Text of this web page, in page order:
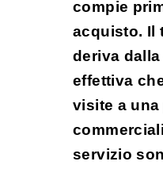
compie
acquisto. Il
deriva
effettiva
visite a
servizio